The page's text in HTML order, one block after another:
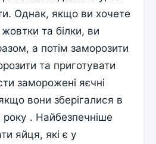
Однак, якщо ви хочете
та білки, ви
а потім заморозити
та приготувати
заморожені яєчні
вони зберігалися в
року . Найбезпечніше
яйця, які є у